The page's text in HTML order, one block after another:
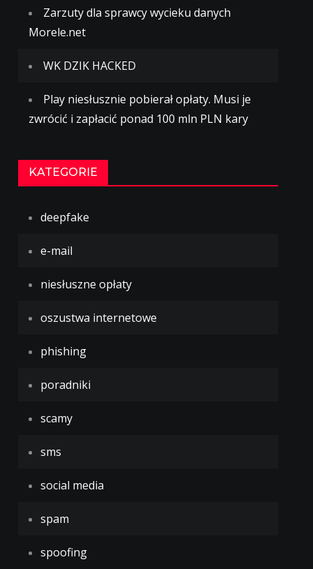
Zarzuty dla sprawcy wycieku danych
Morele.net
WK DZIK HACKED
Play niesłusznie pobierał opłaty. Musi je
zwrócić i zapłacić ponad 100 mln PLN kary
KATEGORIE
deepfake
e-mail
niesłuszne opłaty
oszustwa internetowe
phishing
poradniki
scamy
sms
social media
spam
spoofing